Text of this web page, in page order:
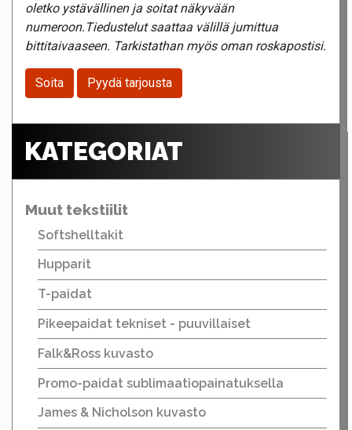
oletko ystävällinen ja soitat näkyvään
numeroon.Tiedustelut saattaa välillä jumittua
bittitaivaaseen. Tarkistathan myös oman roskapostisi.
Soita Pyydä tarjousta
KATEGORIAT
Muut tekstiilit
Softshelltakit
Hupparit
T-paidat
Pikeepaidat tekniset - puuvillaiset
Falk&Ross kuvasto
Promo-paidat sublimaatiopainatuksella
James & Nicholson kuvasto